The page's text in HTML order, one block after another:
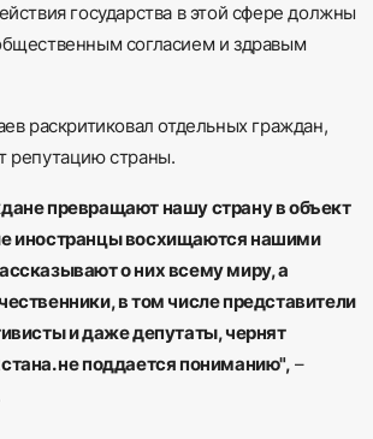
государства в этой сфере должны
согласием и здравым
раскритиковал отдельных граждан,
репутацию страны.
превращают нашу страну в объект
иностранцы восхищаются нашими
о них всему миру, а
в том числе представители
и даже депутаты, чернят
не поддается пониманию", –